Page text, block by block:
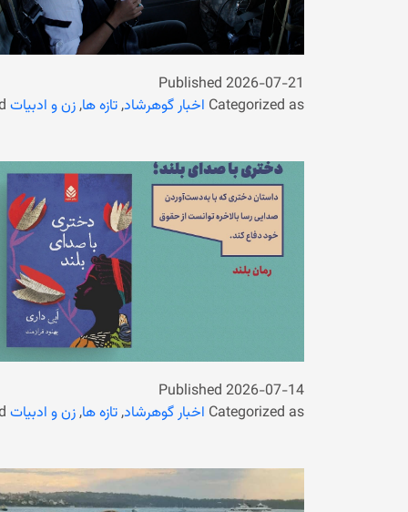
Published 2026-07-21
Categorized as اخبار گوهرشاد,تازه ها,زن و ادبیات
Published 2026-07-14
Categorized as اخبار گوهرشاد,تازه ها,زن و ادبیات